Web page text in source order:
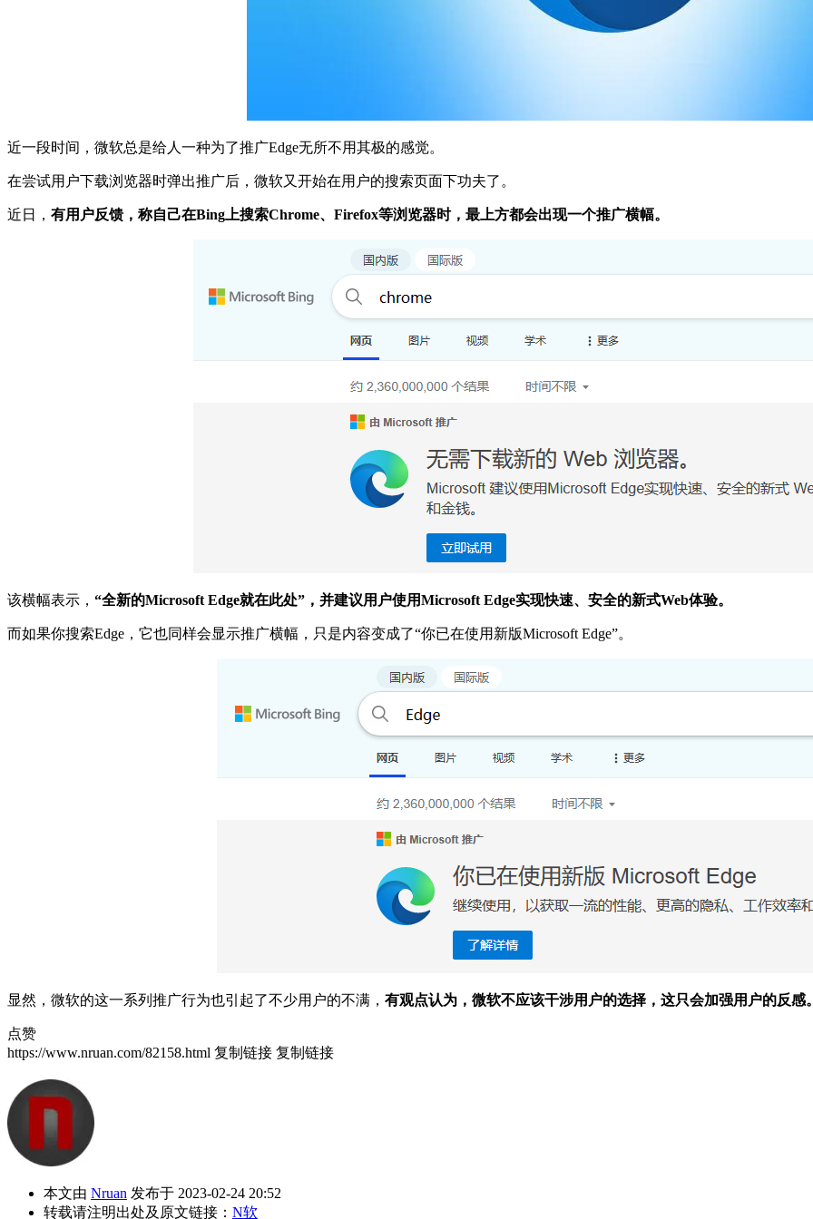
近一段时间，微软总是给人一种为了推广Edge无所不用其极的感觉。
在尝试用户下载浏览器时弹出推广后，微软又开始在用户的搜索页面下功夫了。
近日， 有用户反馈，称自己在Bing上搜索Chrome、Firefox等浏览器时，最上方都会出现一个推广横幅。
该横幅表示， “全新的Microsoft Edge就在此处”，并建议用户使用Microsoft Edge实现快速、安全的新式Web体验。
而如果你搜索Edge，它也同样会显示推广横幅，只是内容变成了“你已在使用新版Microsoft Edge”。
显然，微软的这一系列推广行为也引起了不少用户的不满， 有观点认为，微软不应该干涉用户的选择，这只会加强用户的反感
点赞
https://www.nruan.com/82158.html 复制链接 复制链接
本文由 Nruan 发布于 2023-02-24 20:52
转载请注明出处及原文链接： N软